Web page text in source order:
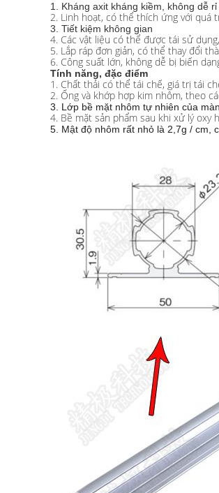
1. Kháng axit kháng kiềm, không dễ rỉ
2. Linh hoạt, có thể thích ứng với quá
3. Tiết kiệm không gian
4. Các vật liệu có thể được tái sử
5. Lắp ráp đơn giản, có thể thay đổi
6. Công suất lớn, không dễ bị biến
Tính năng, đặc điểm
1. Chất thải có thể tái chế, giá trị tái
2. Ống và khớp hợp kim nhôm, theo
3. Lớp bề mặt nhôm tự nhiên của
4. Bề mặt sản phẩm sau khi xử lý oxy
5. Mật độ nhôm rất nhỏ là 2,7g / cm,